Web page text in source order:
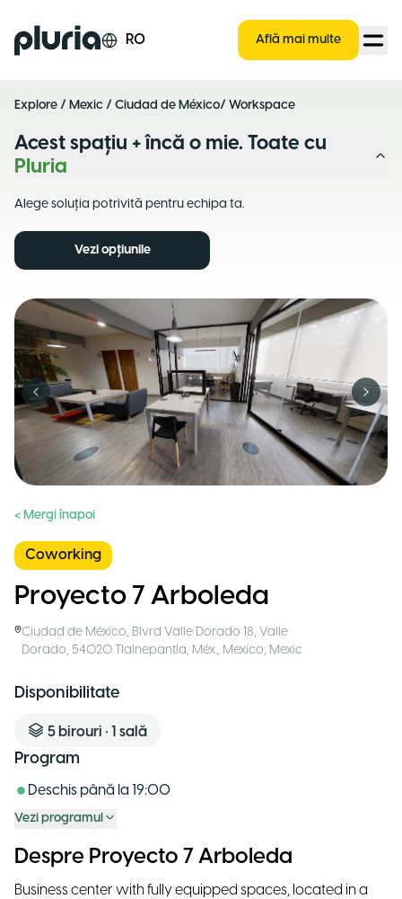
Logo Pluria RO Află mai multe
Explore / Mexic / Ciudad de México/ Workspace
Acest spațiu + încă o mie. Toate cu
Pluria
Alege soluția potrivită pentru echipa ta.
Vezi opțiunile
Previous slide Next
< Mergi înapoi
Coworking
Proyecto 7 Arboleda
Ciudad de México, Blvrd Valle Dorado 18, Valle
Dorado, 54020 Tlalnepantla, Méx., Mexico, Mexic
Disponibilitate
5 birouri • 1 sală
Program
Deschis până la 19:00
Vezi programul
Despre Proyecto 7 Arboleda
Business center with fully equipped spaces, located in a